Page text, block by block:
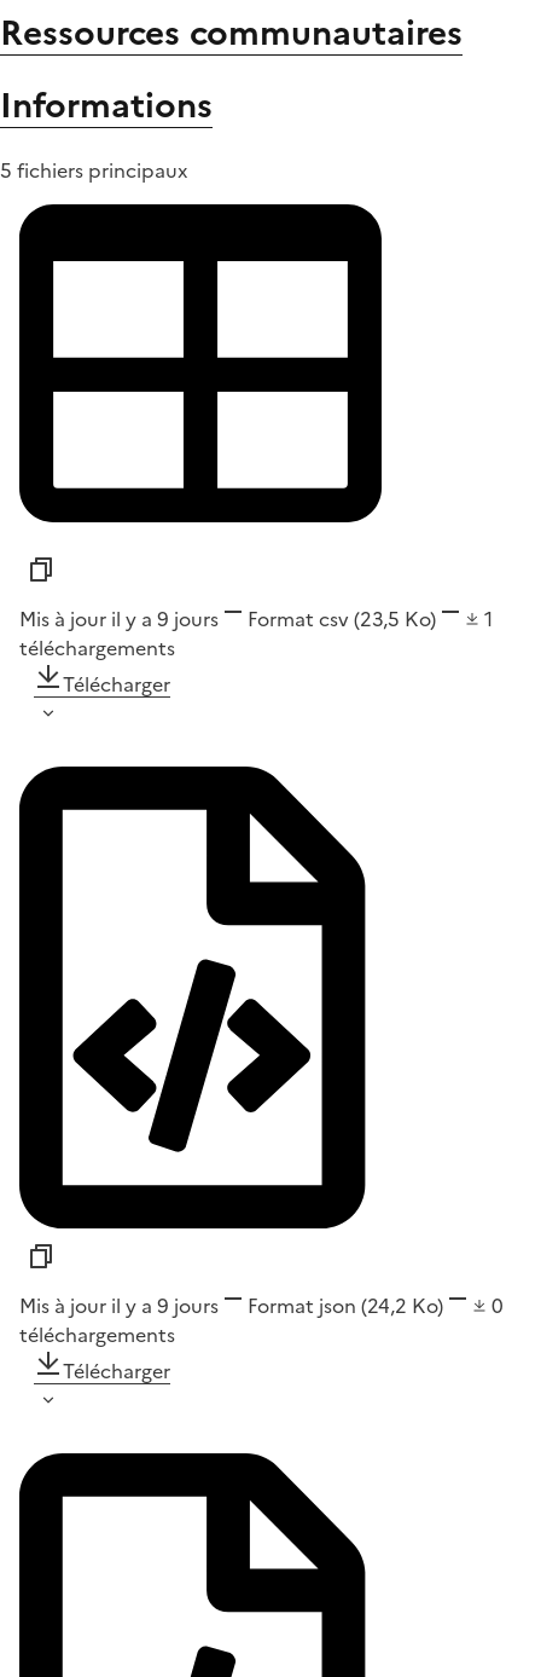
Ressources communautaires
Informations
5 fichiers principaux
Mis à jour il y a 9 jours Format csv(23,5 Ko)
1
téléchargements
Télécharger
Mis à jour il y a 9 jours Format json (24,2 Ko)
0
téléchargements
Télécharger